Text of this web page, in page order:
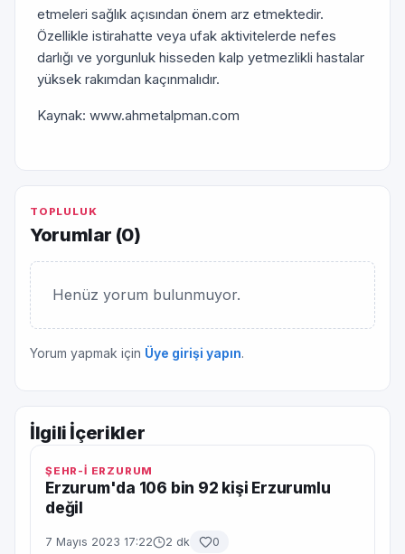
etmeleri sağlık açısından önem arz etmektedir.
Özellikle istirahatte veya ufak aktivitelerde nefes
darlığı ve yorgunluk hisseden kalp yetmezlikli hastalar
yüksek rakımdan kaçınmalıdır.
Kaynak: www.ahmetalpman.com
TOPLULUK
Yorumlar (0)
Henüz yorum bulunmuyor.
Yorum yapmak için Üye girişi yapın.
İlgili İçerikler
ŞEHR-İ ERZURUM
Erzurum'da 106 bin 92 kişi Erzurumlu
değil
7 Mayıs 2023 17:22 2 dk 0